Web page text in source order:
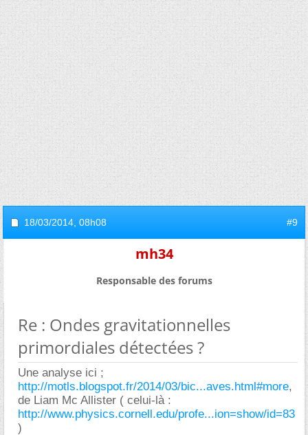
18/03/2014, 08h08 #9
mh34
Responsable des forums
Re : Ondes gravitationnelles
primordiales détectées ?
Une analyse ici ;
http://motls.blogspot.fr/2014/03/bic...aves.html#more,
de Liam Mc Allister ( celui-là :
http://www.physics.cornell.edu/profe...ion=show/id=83
)